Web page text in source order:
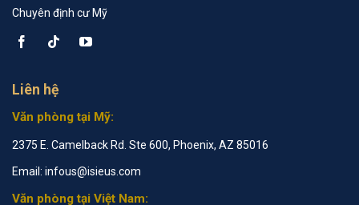
Chuyên định cư Mỹ
Liên hệ
Văn phòng tại Mỹ:
2375 E. Camelback Rd. Ste 600, Phoenix, AZ 85016
Email: infous@isieus.com
Văn phòng tại Việt Nam: